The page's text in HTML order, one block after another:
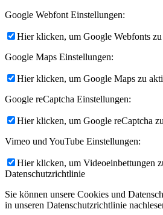
Google Webfont Einstellungen:
Hier klicken, um Google Webfonts
Google Maps Einstellungen:
Hier klicken, um Google Maps zu
Google reCaptcha Einstellungen:
Hier klicken, um Google reCaptcha
Vimeo und YouTube Einstellungen:
Hier klicken, um Videoeinbettungen
Datenschutzrichtlinie
Sie können unsere Cookies und
in unseren Datenschutzrichtlinie